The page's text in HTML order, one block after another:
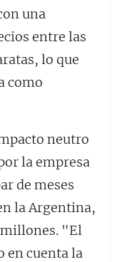
una
entre las
lo que
como
neutro
la empresa
de meses
la Argentina,
millones. "El
en cuenta la